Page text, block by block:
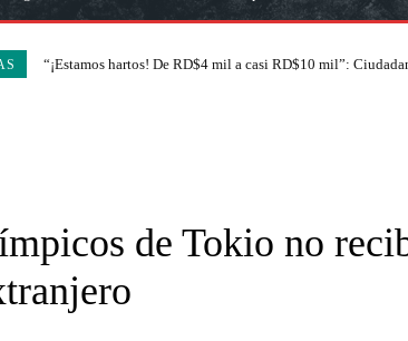
“¡Estamos hartos! De RD$4 mil a casi RD$10 mil”:
de Tokio no